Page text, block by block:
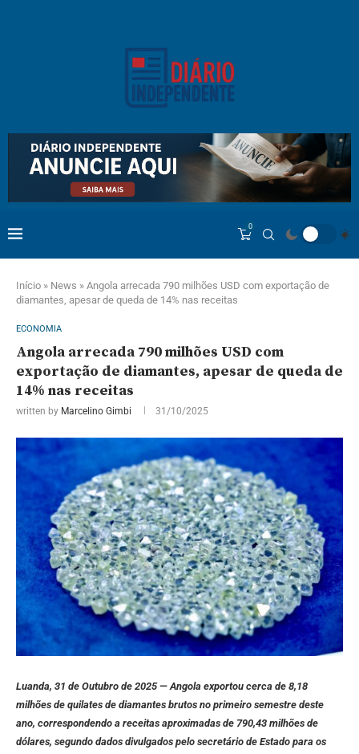
0
Início » News » Angola arrecada 790 milhões USD com exportação de
diamantes, apesar de queda de 14% nas receitas
ECONOMIA
Angola arrecada 790 milhões USD com
exportação de diamantes, apesar de queda de
14% nas receitas
written by Marcelino Gimbi 31/10/2025
Luanda, 31 de Outubro de 2025 — Angola exportou cerca de 8,18
milhões de quilates de diamantes brutos no primeiro semestre deste
ano, correspondendo a receitas aproximadas de 790,43 milhões de
dólares, segundo dados divulgados pelo secretário de Estado para os